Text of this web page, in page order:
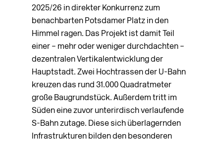
2025/26 in direkter Konkurrenz zum
benachbarten Potsdamer Platz in den
Himmel ragen. Das Projekt ist damit Teil
einer – mehr oder weniger durchdachten –
dezentralen Vertikalentwicklung der
Hauptstadt. Zwei Hochtrassen der U-Bahn
kreuzen das rund 31.000 Quadratmeter
große Baugrundstück. Außerdem tritt im
Süden eine zuvor unterirdisch verlaufende
S-Bahn zutage. Diese sich überlagernden
Infrastrukturen bilden den besonderen